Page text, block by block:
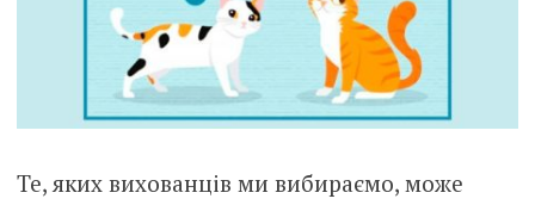
Те, яких вихованців ми вибираємо, може